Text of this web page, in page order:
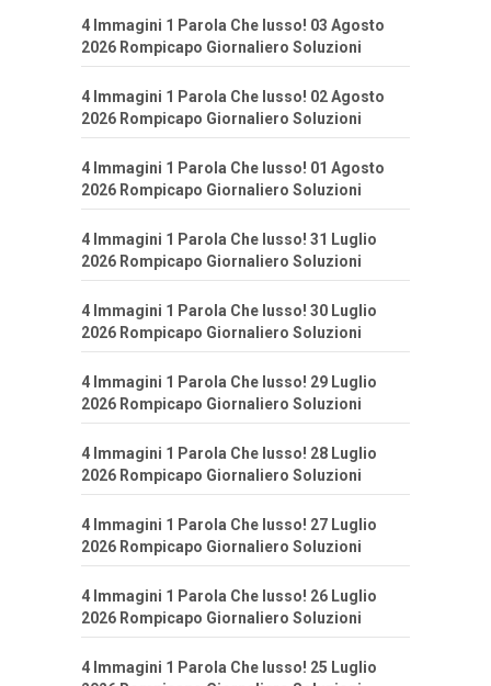
4 Immagini 1 Parola Che lusso! 03 Agosto
2026 Rompicapo Giornaliero Soluzioni
4 Immagini 1 Parola Che lusso! 02 Agosto
2026 Rompicapo Giornaliero Soluzioni
4 Immagini 1 Parola Che lusso! 01 Agosto
2026 Rompicapo Giornaliero Soluzioni
4 Immagini 1 Parola Che lusso! 31 Luglio
2026 Rompicapo Giornaliero Soluzioni
4 Immagini 1 Parola Che lusso! 30 Luglio
2026 Rompicapo Giornaliero Soluzioni
4 Immagini 1 Parola Che lusso! 29 Luglio
2026 Rompicapo Giornaliero Soluzioni
4 Immagini 1 Parola Che lusso! 28 Luglio
2026 Rompicapo Giornaliero Soluzioni
4 Immagini 1 Parola Che lusso! 27 Luglio
2026 Rompicapo Giornaliero Soluzioni
4 Immagini 1 Parola Che lusso! 26 Luglio
2026 Rompicapo Giornaliero Soluzioni
4 Immagini 1 Parola Che lusso! 25 Luglio